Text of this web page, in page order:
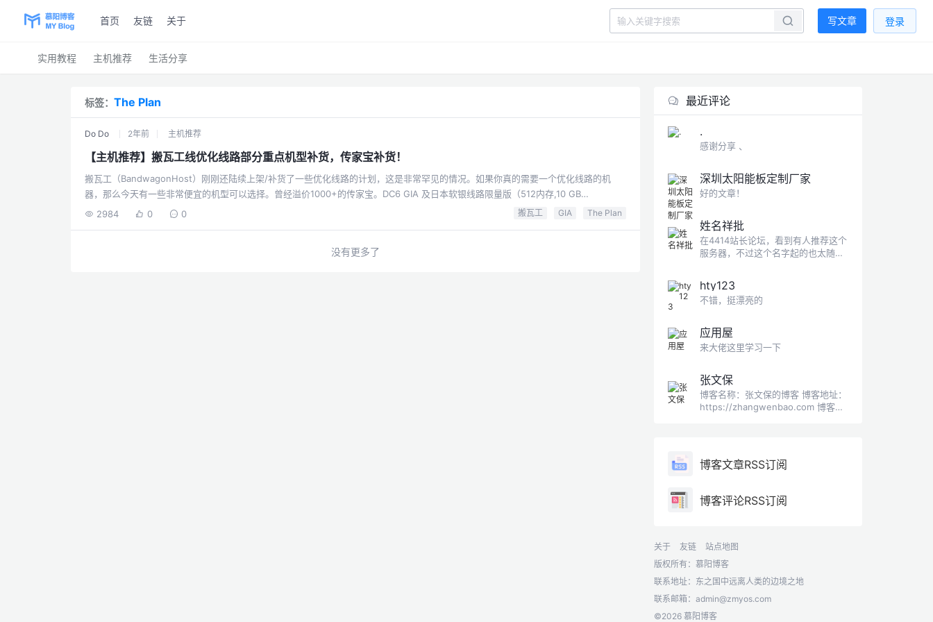
首页 友链 关于 写文章 登录
实用教程 主机推荐 生活分享
标签： The Plan
Do Do 2年前 主机推荐
【主机推荐】搬瓦工线优化线路部分重点机型补货，传家宝补货！
搬瓦工（BandwagonHost）刚刚还陆续上架/补货了一些优化线路的计划，这是非常罕见的情况。如果你真的需要一个优化线路的机
器，那么今天有一些非常便宜的机型可以选择。曾经溢价1000+的传家宝。DC6 GIA 及日本软银线路限量版（512内存,10 GB
SSD,500GB月流量），$49.99/年（推荐）⭐⭐⭐⭐⭐曾经溢价1000+的46刀传家宝 ☞ 直达链接The Plan（低配） 限量版(无HK CMI)
2984 0 0 搬瓦工 GIA The Plan
没有更多了
最近评论
.
感谢分享 、
深圳太阳能板定制厂家
好的文章！
姓名祥批
在4414站长论坛，看到有人推荐这个
服务器，不过这个名字起的也太随意
hty123
不错，挺漂亮的
应用屋
来大佬这里学习一下
张文保
博客名称：张文保的博客 博客地址：
https://zhangwenbao.com 博客
SEO工程师
博客文章RSS订阅
博客评论RSS订阅
关于 友链
站点地图
版权所有：慕阳博客
联系地址：东之国中远离人类的边境之地
联系邮箱： admin@zmyos.com
©2026 慕阳博客